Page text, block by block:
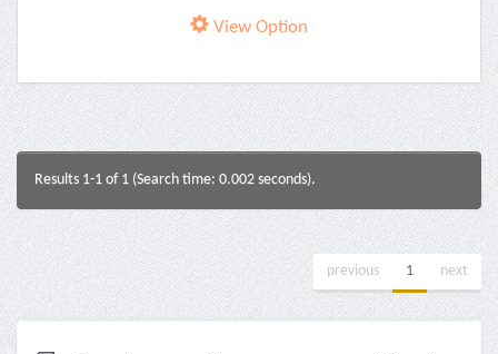
View Option
Results 1-1 of 1 (Search time: 0.002 seconds).
previous 1 next